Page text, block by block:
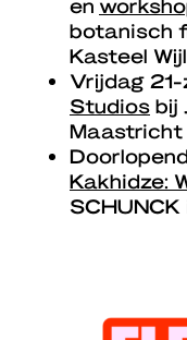
en
botanisch
Kasteel
Vrijdag
Studios bij
Maastricht
Kakhidze:
SCHUNCK